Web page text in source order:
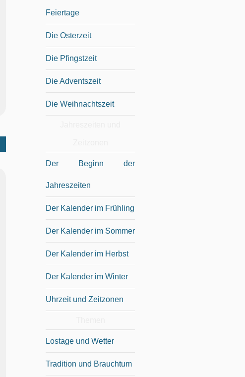
Feiertage
Die Osterzeit
Die Pfingstzeit
Die Adventszeit
Die Weihnachtszeit
Der Beginn der
Jahreszeiten
Der Kalender im Frühling
Der Kalender im Sommer
Der Kalender im Herbst
Der Kalender im Winter
Uhrzeit und Zeitzonen
Lostage und Wetter
Tradition und Brauchtum